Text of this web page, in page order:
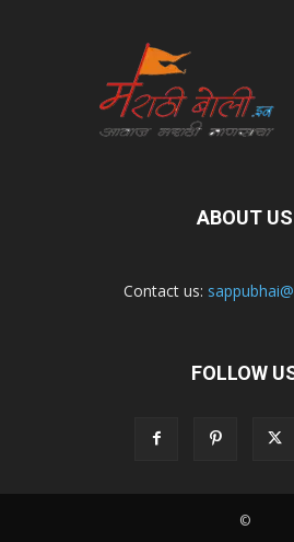
ABOUT US
Contact us:
FOLLOW
©